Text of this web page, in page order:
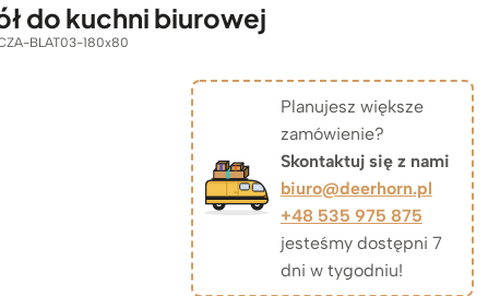
do kuchni biurowej
BLAT03-180x80
Planujesz większe
zamówienie?
Skontaktuj się z nami
biuro@deerhorn.pl
+48 535 975 875
jesteśmy dostępni 7
dni w tygodniu!